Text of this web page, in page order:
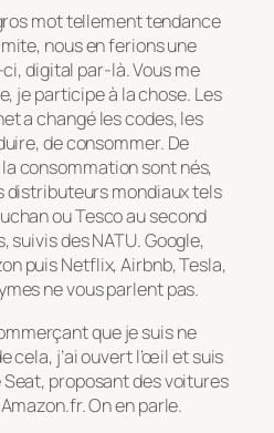
mot tellement tendance
nous en ferions une
digital par-là. Vous me
je participe à la chose. Les
a changé les codes, les
de consommer. De
consommation sont nés,
distributeurs mondiaux tels
ou Tesco au second
suivis des NATU. Google,
puisNetflix, Airbnb, Tesla,
ne vous parlent pas.
que je suis ne
cela, j’ai ouvert l’œil et suis
Seat, proposant des voitures
On en parle.